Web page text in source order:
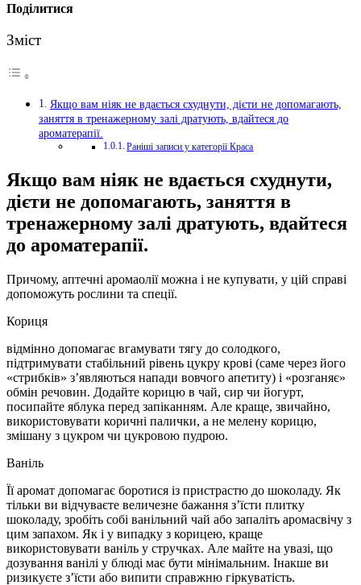
Поділитися
Зміст
Якщо вам ніяк не вдається схуднути, дієти не допомагають,
заняття в тренажерному залі дратують, вдайтеся до
ароматерапії.
Раніші записи у категорії Краса
Якщо вам ніяк не вдається схуднути,
дієти не допомагають, заняття в
тренажерному залі дратують, вдайтеся
до ароматерапії.
Причому, аптечні аромаолії можна і не купувати, у цій справі
допоможуть рослини та спеції.
Кориця
відмінно допомагає вгамувати тягу до солодкого,
підтримувати стабільний рівень цукру крові (саме через його
«стрибків» з’являються напади вовчого апетиту) і «розганяє»
обмін речовин. Додайте корицю в чай, сир чи йогурт,
посипайте яблука перед запіканням. Але краще, звичайно,
використовувати коричні палички, а не мелену корицю,
змішану з цукром чи цукровою пудрою.
Ваніль
Її аромат допомагає боротися із пристрастю до шоколаду. Як
тільки ви відчуваєте величезне бажання з’їсти плитку
шоколаду, зробіть собі ванільний чай або запаліть аромасвічу з
цим запахом. Як і у випадку з корицею, краще
використовувати ваніль у стручках. Але майте на увазі, що
дозування ванілі у блюді має бути мінімальним. Інакше ви
ризикуєте з’їсти або випити справжню гіркуватість.